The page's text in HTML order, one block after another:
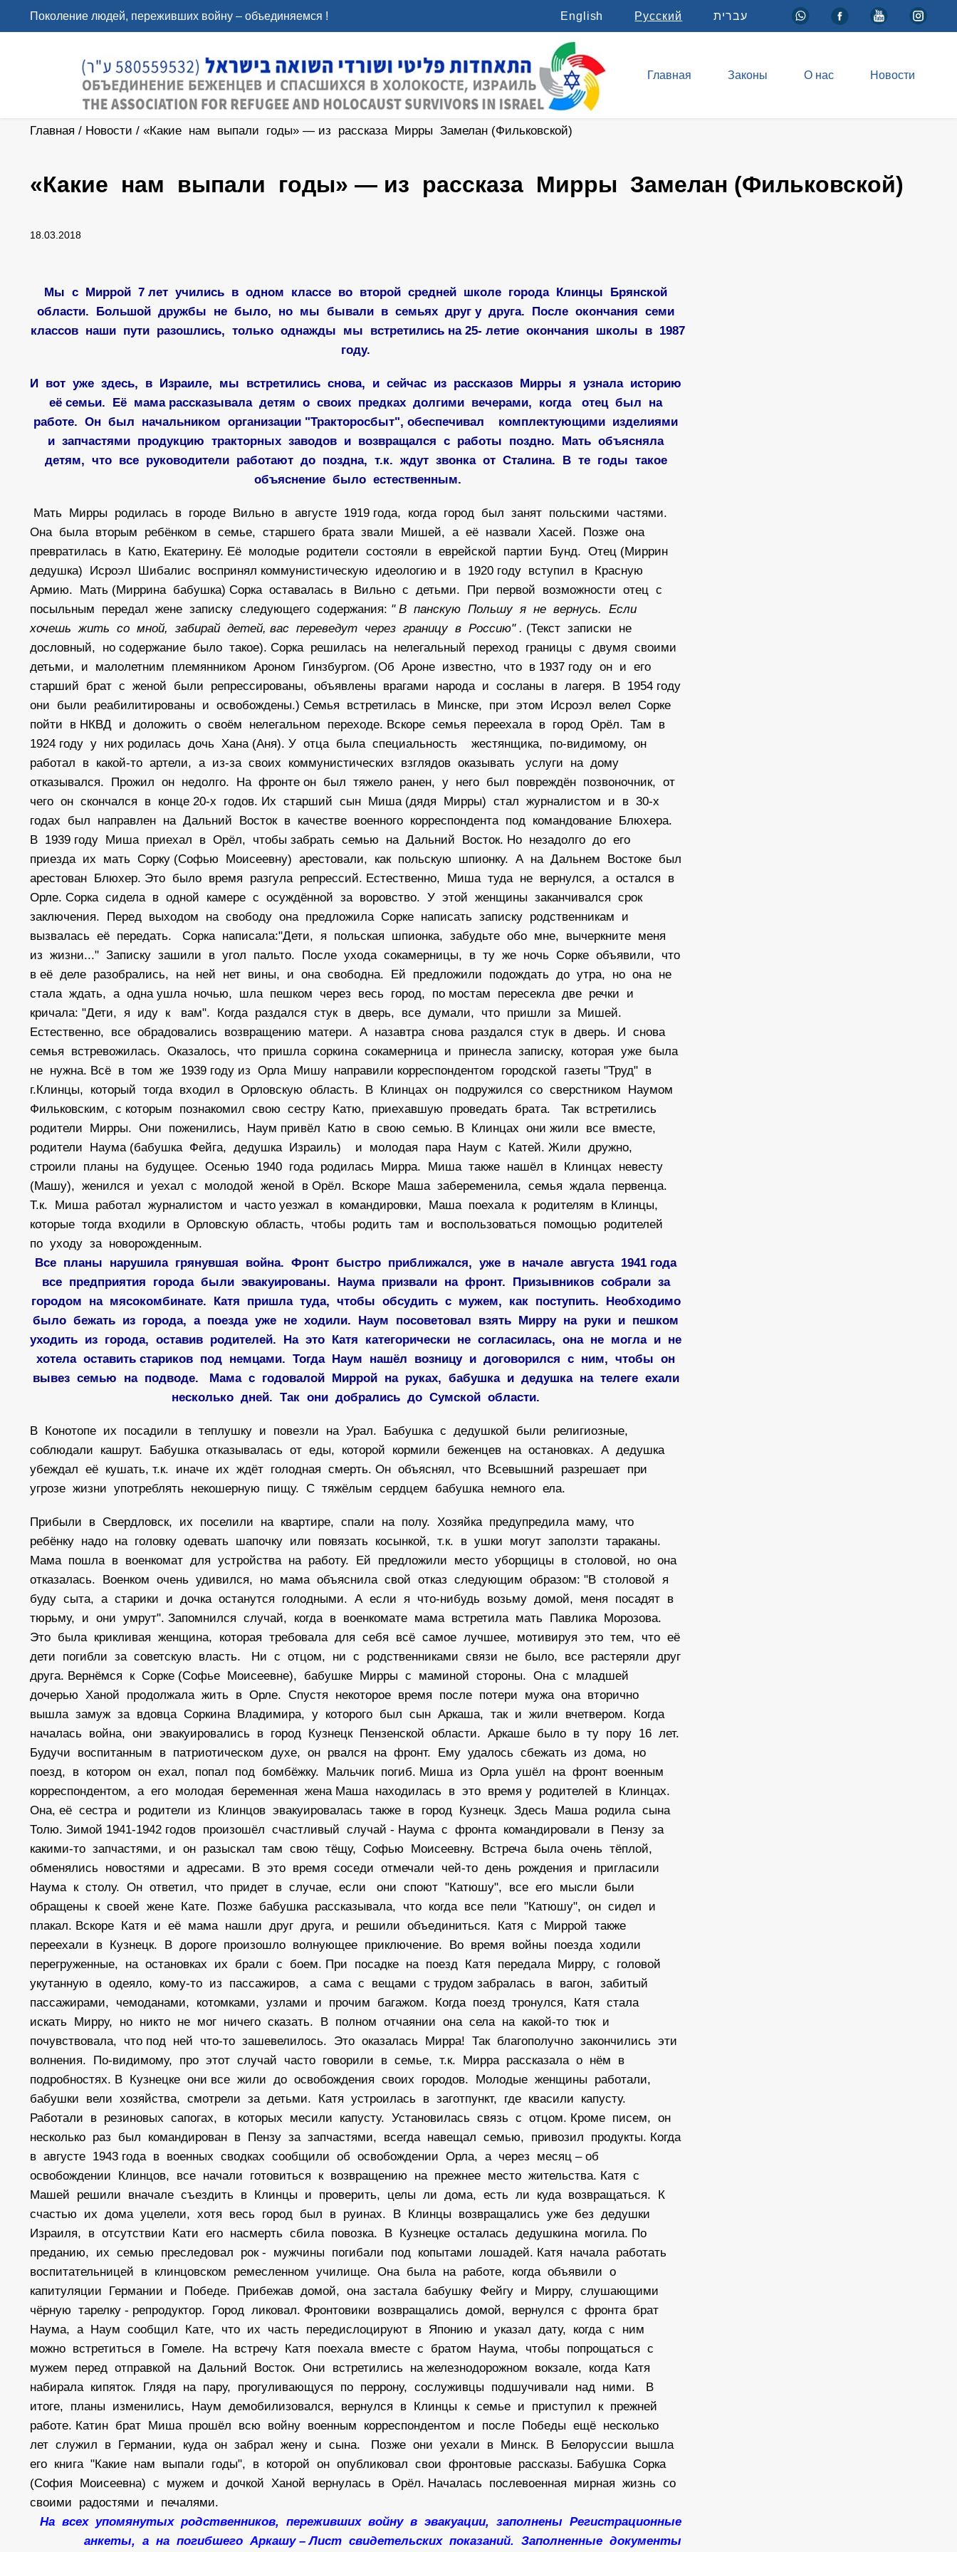
Поколение людей, переживших войну – объединяемся ! English Русский עברית
Главная Законы О нас Новости
Главная / Новости / «Какие нам выпали годы» — из рассказа Мирры Замелан (Фильковской)
«Какие нам выпали годы» — из рассказа Мирры Замелан (Фильковской)
18.03.2018
Мы с Миррой 7 лет учились в одном классе во второй средней школе города Клинцы Брянской
области. Большой дружбы не было, но мы бывали в семьях друг у друга. После окончания семи
классов наши пути разошлись, только однажды мы встретились на 25- летие окончания школы в 1987
году.
И вот уже здесь, в Израиле, мы встретились снова, и сейчас из рассказов Мирры я узнала историю
её семьи. Её мама рассказывала детям о своих предках долгими вечерами, когда отец был на
работе. Он был начальником организации "Тракторосбыт", обеспечивал комплектующими изделиями
и запчастями продукцию тракторных заводов и возвращался с работы поздно. Мать объясняла
детям, что все руководители работают до поздна, т.к. ждут звонка от Сталина. В те годы такое
объяснение было естественным.
Мать Мирры родилась в городе Вильно в августе 1919 года, когда город был занят польскими частями.
Она была вторым ребёнком в семье, старшего брата звали Мишей, а её назвали Хасей. Позже она
превратилась в Катю, Екатерину. Её молодые родители состояли в еврейской партии Бунд. Отец (Миррин
дедушка) Исроэл Шибалис воспринял коммунистическую идеологию и в 1920 году вступил в Красную
Армию. Мать (Миррина бабушка) Сорка оставалась в Вильно с детьми. При первой возможности отец с
посыльным передал жене записку следующего содержания: " В панскую Польшу я не вернусь. Если
хочешь жить со мной, забирай детей, вас переведут через границу в Россию" . (Текст записки не
дословный, но содержание было такое). Сорка решилась на нелегальный переход границы с двумя своими
детьми, и малолетним племянником Ароном Гинзбургом. (Об Ароне известно, что в 1937 году он и его
старший брат с женой были репрессированы, объявлены врагами народа и сосланы в лагеря. В 1954 году
они были реабилитированы и освобождены.) Семья встретилась в Минске, при этом Исроэл велел Сорке
пойти в НКВД и доложить о своём нелегальном переходе. Вскоре семья переехала в город Орёл. Там в
1924 году у них родилась дочь Хана (Аня). У отца была специальность жестянщика, по-видимому, он
работал в какой-то артели, а из-за своих коммунистических взглядов оказывать услуги на дому
отказывался. Прожил он недолго. На фронте он был тяжело ранен, у него был повреждён позвоночник, от
чего он скончался в конце 20-х годов. Их старший сын Миша (дядя Мирры) стал журналистом и в 30-х
годах был направлен на Дальний Восток в качестве военного корреспондента под командование Блюхера.
В 1939 году Миша приехал в Орёл, чтобы забрать семью на Дальний Восток. Но незадолго до его
приезда их мать Сорку (Софью Моисеевну) арестовали, как польскую шпионку. А на Дальнем Востоке был
арестован Блюхер. Это было время разгула репрессий. Естественно, Миша туда не вернулся, а остался в
Орле. Сорка сидела в одной камере с осуждённой за воровство. У этой женщины заканчивался срок
заключения. Перед выходом на свободу она предложила Сорке написать записку родственникам и
вызвалась её передать. Сорка написала:"Дети, я польская шпионка, забудьте обо мне, вычеркните меня
из жизни..." Записку зашили в угол пальто. После ухода сокамерницы, в ту же ночь Сорке объявили, что
в её деле разобрались, на ней нет вины, и она свободна. Ей предложили подождать до утра, но она не
стала ждать, а одна ушла ночью, шла пешком через весь город, по мостам пересекла две речки и
кричала: "Дети, я иду к вам". Когда раздался стук в дверь, все думали, что пришли за Мишей.
Естественно, все обрадовались возвращению матери. А назавтра снова раздался стук в дверь. И снова
семья встревожилась. Оказалось, что пришла соркина сокамерница и принесла записку, которая уже была
не нужна. Всё в том же 1939 году из Орла Мишу направили корреспондентом городской газеты "Труд" в
г.Клинцы, который тогда входил в Орловскую область. В Клинцах он подружился со сверстником Наумом
Фильковским, с которым познакомил свою сестру Катю, приехавшую проведать брата. Так встретились
родители Мирры. Они поженились, Наум привёл Катю в свою семью. В Клинцах они жили все вместе,
родители Наума (бабушка Фейга, дедушка Израиль) и молодая пара Наум с Катей. Жили дружно,
строили планы на будущее. Осенью 1940 года родилась Мирра. Миша также нашёл в Клинцах невесту
(Машу), женился и уехал с молодой женой в Орёл. Вскоре Маша забеременила, семья ждала первенца.
Т.к. Миша работал журналистом и часто уезжал в командировки, Маша поехала к родителям в Клинцы,
которые тогда входили в Орловскую область, чтобы родить там и воспользоваться помощью родителей
по уходу за новорожденным.
Все планы нарушила грянувшая война. Фронт быстро приближался, уже в начале августа 1941 года
все предприятия города были эвакуированы. Наума призвали на фронт. Призывников собрали за
городом на мясокомбинате. Катя пришла туда, чтобы обсудить с мужем, как поступить. Необходимо
было бежать из города, а поезда уже не ходили. Наум посоветовал взять Мирру на руки и пешком
уходить из города, оставив родителей. На это Катя категорически не согласилась, она не могла и не
хотела оставить стариков под немцами. Тогда Наум нашёл возницу и договорился с ним, чтобы он
вывез семью на подводе. Мама с годовалой Миррой на руках, бабушка и дедушка на телеге ехали
несколько дней. Так они добрались до Сумской области.
В Конотопе их посадили в теплушку и повезли на Урал. Бабушка с дедушкой были религиозные,
соблюдали кашрут. Бабушка отказывалась от еды, которой кормили беженцев на остановках. А дедушка
убеждал её кушать, т.к. иначе их ждёт голодная смерть. Он объяснял, что Всевышний разрешает при
угрозе жизни употреблять некошерную пищу. С тяжёлым сердцем бабушка немного ела.
Прибыли в Свердловск, их поселили на квартире, спали на полу. Хозяйка предупредила маму, что
ребёнку надо на головку одевать шапочку или повязать косынкой, т.к. в ушки могут заползти тараканы.
Мама пошла в военкомат для устройства на работу. Ей предложили место уборщицы в столовой, но она
отказалась. Военком очень удивился, но мама объяснила свой отказ следующим образом: "В столовой я
буду сыта, а старики и дочка останутся голодными. А если я что-нибудь возьму домой, меня посадят в
тюрьму, и они умрут". Запомнился случай, когда в военкомате мама встретила мать Павлика Морозова.
Это была крикливая женщина, которая требовала для себя всё самое лучшее, мотивируя это тем, что её
дети погибли за советскую власть. Ни с отцом, ни с родственниками связи не было, все растеряли друг
друга. Вернёмся к Сорке (Софье Моисеевне), бабушке Мирры с маминой стороны. Она с младшей
дочерью Ханой продолжала жить в Орле. Спустя некоторое время после потери мужа она вторично
вышла замуж за вдовца Соркина Владимира, у которого был сын Аркаша, так и жили вчетвером. Когда
началась война, они эвакуировались в город Кузнецк Пензенской области. Аркаше было в ту пору 16 лет.
Будучи воспитанным в патриотическом духе, он рвался на фронт. Ему удалось сбежать из дома, но
поезд, в котором он ехал, попал под бомбёжку. Мальчик погиб. Миша из Орла ушёл на фронт военным
корреспондентом, а его молодая беременная жена Маша находилась в это время у родителей в Клинцах.
Она, её сестра и родители из Клинцов эвакуировалась также в город Кузнецк. Здесь Маша родила сына
Толю. Зимой 1941-1942 годов произошёл счастливый случай - Наума с фронта командировали в Пензу за
какими-то запчастями, и он разыскал там свою тёщу, Софью Моисеевну. Встреча была очень тёплой,
обменялись новостями и адресами. В это время соседи отмечали чей-то день рождения и пригласили
Наума к столу. Он ответил, что придет в случае, если они споют "Катюшу", все его мысли были
обращены к своей жене Кате. Позже бабушка рассказывала, что когда все пели "Катюшу", он сидел и
плакал. Вскоре Катя и её мама нашли друг друга, и решили объединиться. Катя с Миррой также
переехали в Кузнецк. В дороге произошло волнующее приключение. Во время войны поезда ходили
перегруженные, на остановках их брали с боем. При посадке на поезд Катя передала Мирру, с головой
укутанную в одеяло, кому-то из пассажиров, а сама с вещами с трудом забралась в вагон, забитый
пассажирами, чемоданами, котомками, узлами и прочим багажом. Когда поезд тронулся, Катя стала
искать Мирру, но никто не мог ничего сказать. В полном отчаянии она села на какой-то тюк и
почувствовала, что под ней что-то зашевелилось. Это оказалась Мирра! Так благополучно закончились эти
волнения. По-видимому, про этот случай часто говорили в семье, т.к. Мирра рассказала о нём в
подробностях. В Кузнецке они все жили до освобождения своих городов. Молодые женщины работали,
бабушки вели хозяйства, смотрели за детьми. Катя устроилась в заготпункт, где квасили капусту.
Работали в резиновых сапогах, в которых месили капусту. Установилась связь с отцом. Кроме писем, он
несколько раз был командирован в Пензу за запчастями, всегда навещал семью, привозил продукты. Когда
в августе 1943 года в военных сводках сообщили об освобождении Орла, а через месяц – об
освобождении Клинцов, все начали готовиться к возвращению на прежнее место жительства. Катя с
Машей решили вначале съездить в Клинцы и проверить, целы ли дома, есть ли куда возвращаться. К
счастью их дома уцелели, хотя весь город был в руинах. В Клинцы возвращались уже без дедушки
Израиля, в отсутствии Кати его насмерть сбила повозка. В Кузнецке осталась дедушкина могила. По
преданию, их семью преследовал рок - мужчины погибали под копытами лошадей. Катя начала работать
воспитательницей в клинцовском ремесленном училище. Она была на работе, когда объявили о
капитуляции Германии и Победе. Прибежав домой, она застала бабушку Фейгу и Мирру, слушающими
чёрную тарелку - репродуктор. Город ликовал. Фронтовики возвращались домой, вернулся с фронта брат
Наума, а Наум сообщил Кате, что их часть передислоцируют в Японию и указал дату, когда с ним
можно встретиться в Гомеле. На встречу Катя поехала вместе с братом Наума, чтобы попрощаться с
мужем перед отправкой на Дальний Восток. Они встретились на железнодорожном вокзале, когда Катя
набирала кипяток. Глядя на пару, прогуливающуся по перрону, сослуживцы подшучивали над ними. В
итоге, планы изменились, Наум демобилизовался, вернулся в Клинцы к семье и приступил к прежней
работе. Катин брат Миша прошёл всю войну военным корреспондентом и после Победы ещё несколько
лет служил в Германии, куда он забрал жену и сына. Позже они уехали в Минск. В Белоруссии вышла
его книга "Какие нам выпали годы", в которой он опубликовал свои фронтовые рассказы. Бабушка Сорка
(София Моисеевна) с мужем и дочкой Ханой вернулась в Орёл. Началась послевоенная мирная жизнь со
своими радостями и печалями.
На всех упомянутых родственников, переживших войну в эвакуации, заполнены Регистрационные
анкеты, а на погибшего Аркашу – Лист свидетельских показаний. Заполненные документы